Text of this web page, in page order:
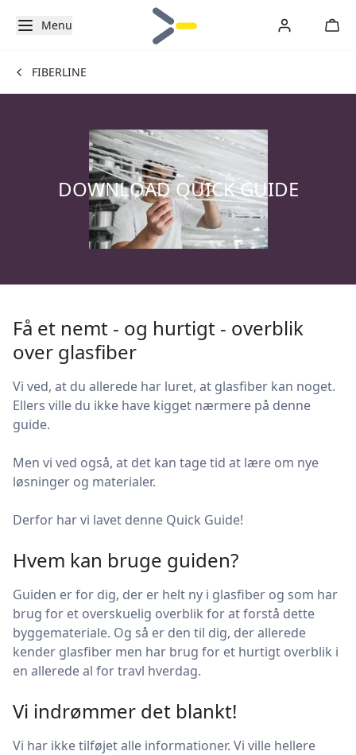
Menu
FIBERLINE
DOWNLOAD QUICK GUIDE
Få et nemt - og hurtigt - overblik
over glasfiber
Vi ved, at du allerede har luret, at glasfiber kan noget.
Ellers ville du ikke have kigget nærmere på denne
guide.
Men vi ved også, at det kan tage tid at lære om nye
løsninger og materialer.
Derfor har vi lavet denne Quick Guide!
Hvem kan bruge guiden?
Guiden er for dig, der er helt ny i glasfiber og som har
brug for et overskuelig overblik for at forstå dette
byggemateriale. Og så er den til dig, der allerede
kender glasfiber men har brug for et hurtigt overblik i
en allerede al for travl hverdag.
Vi indrømmer det blankt!
Vi har ikke tilføjet alle informationer. Vi ville hellere